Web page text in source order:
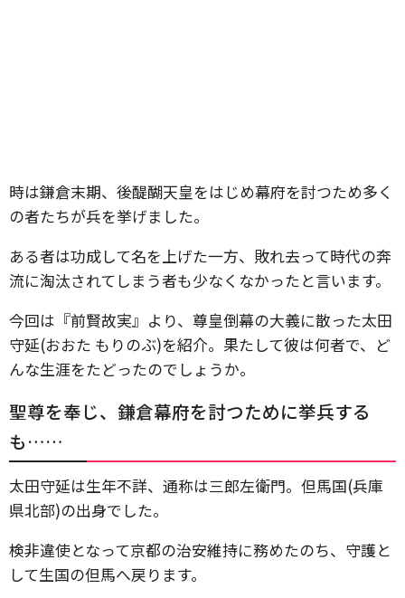
時は鎌倉末期、後醍醐天皇をはじめ幕府を討つため多く
の者たちが兵を挙げました。
ある者は功成して名を上げた一方、敗れ去って時代の奔
流に淘汰されてしまう者も少なくなかったと言います。
今回は『前賢故実』より、尊皇倒幕の大義に散った太田
守延(おおた もりのぶ)を紹介。果たして彼は何者で、ど
んな生涯をたどったのでしょうか。
聖尊を奉じ、鎌倉幕府を討つために挙兵する
も……
太田守延は生年不詳、通称は三郎左衛門。但馬国(兵庫
県北部)の出身でした。
検非違使となって京都の治安維持に務めたのち、守護と
して生国の但馬へ戻ります。